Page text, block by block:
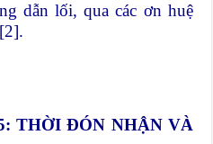
dẫn lối, qua các ơn huệ
[2].
THỜI ĐÓN NHẬN VÀ